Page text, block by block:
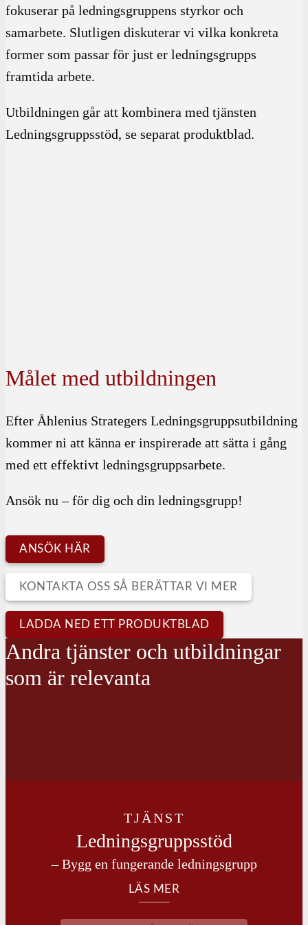
fokuserar på ledningsgruppens styrkor och
samarbete. Slutligen diskuterar vi vilka konkreta
former som passar för just er ledningsgrupps
framtida arbete.
Utbildningen går att kombinera med tjänsten
Ledningsgruppsstöd, se separat produktblad.
Målet med utbildningen
Efter Åhlenius Strategers Ledningsgruppsutbildning
kommer ni att känna er inspirerade att sätta i gång
med ett effektivt ledningsgruppsarbete.
Ansök nu – för dig och din ledningsgrupp!
ANSÖK HÄR
KONTAKTA OSS SÅ BERÄTTAR VI MER
LADDA NED ETT PRODUKTBLAD
Andra tjänster och utbildningar
som är relevanta
TJÄNST
Ledningsgrupps­stöd
– Bygg en fungerande ledningsgrupp
LÄS MER